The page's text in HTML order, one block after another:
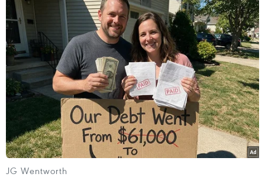
các nước Cộng hòa Nhân dân Donetsk và Lugansk tự
xưng cùng chính quyền Kiev đã ký văn bản do Trung
tâm Kiểm soát và Điều phối chung soạn thảo về việc lên
kế hoạch và giám sát hoạt động rút vũ khí.
JG Wentworth